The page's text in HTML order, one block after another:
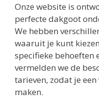
Onze website is
perfecte dakgoot
We hebben
waaruit je kunt
specifieke behoeften
vermelden we de
tarieven, zodat je
maken.